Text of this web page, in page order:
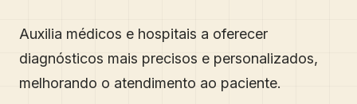
Auxilia médicos e hospitais a oferecer
diagnósticos mais precisos e personalizados,
melhorando o atendimento ao paciente.